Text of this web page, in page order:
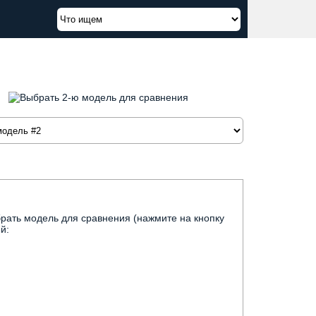
модель для сравнения (нажмите на кнопку